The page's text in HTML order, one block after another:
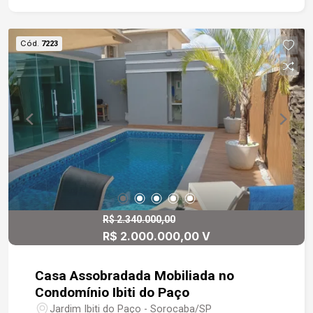
natural - Cozinha moderna, repleta de armários
modulados, com pia em granito São Gabriel -
Banheiro com box em vidro temperado e pia em
granito São Gabriel - 1 vaga de garagem
Diferenciais do condomínio: - Lazer completo
com piscinas adulto e infantil, salão de festas,
playground - Segurança e portaria 24h -
Localização excelente, próxima a escolas,
supermercados, comércio e com fácil acesso às
principais vias da cidade Este apartamento é
ideal para quem busca qualidade de vida,
praticidade e um ambiente moderno e bem
planejado. Viva com conforto e tranquilidade!
Cód. 7223
R$ 2.340.000,00
R$ 2.000.000,00 V
Casa Assobradada Mobiliada no
Condomínio Ibiti do Paço
Jardim Ibiti do Paço - Sorocaba/SP